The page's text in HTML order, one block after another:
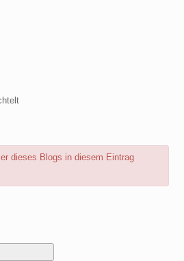
dieses Blogs in diesem Eintrag